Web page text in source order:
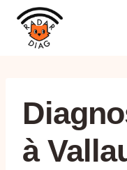
Aller
contenu
à